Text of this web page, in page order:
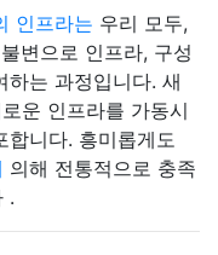
인프라는 우리 모두,
변으로 인프라, 구성
하는 과정입니다. 새
운 인프라를 가동시
합니다. 흥미롭게도
의해 전통적으로 충족
.